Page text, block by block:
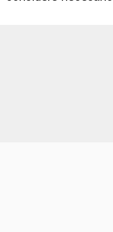
considere